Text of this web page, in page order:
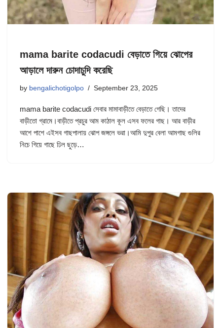
mama barite codacudi বেড়াতে গিয়ে ঝোপের
আড়ালে দারুন চোদাচুদি করেছি
by bengalichotigolpo September 23, 2025
mama barite codacudi সেবার মামাবাড়ীতে বেড়াতে গেছি। তাদের
বাড়ীতো গ্রামে।বাড়ীতে প্রচুর আম কাঠাল কূল এসব ফলের গাছ। আর বাড়ীর
আশে পাশে এইসব গাছপালায় ঝোপ জঙ্গলে ভরা।আমি দুপুর বেলা আমগাছ গুলির
নিচে গিয়ে গাছে ঢিল ছুড়ে…